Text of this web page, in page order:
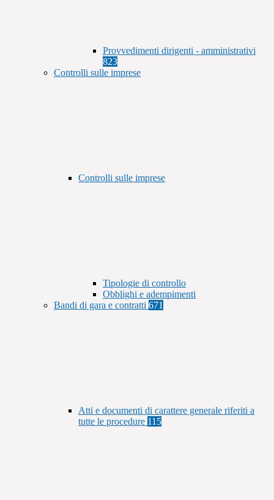
Provvedimenti dirigenti - amministrativi
823
Controlli sulle imprese
Controlli sulle imprese
Tipologie di controllo
Obblighi e adempimenti
Bandi di gara e contratti 671
Atti e documenti di carattere generale riferiti a
tutte le procedure 115